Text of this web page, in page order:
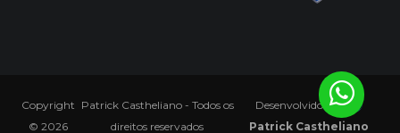
Copyright
© 2026
Patrick Castheliano - Todos os
direitos reservados
Desenvolvido por
Patrick Castheliano